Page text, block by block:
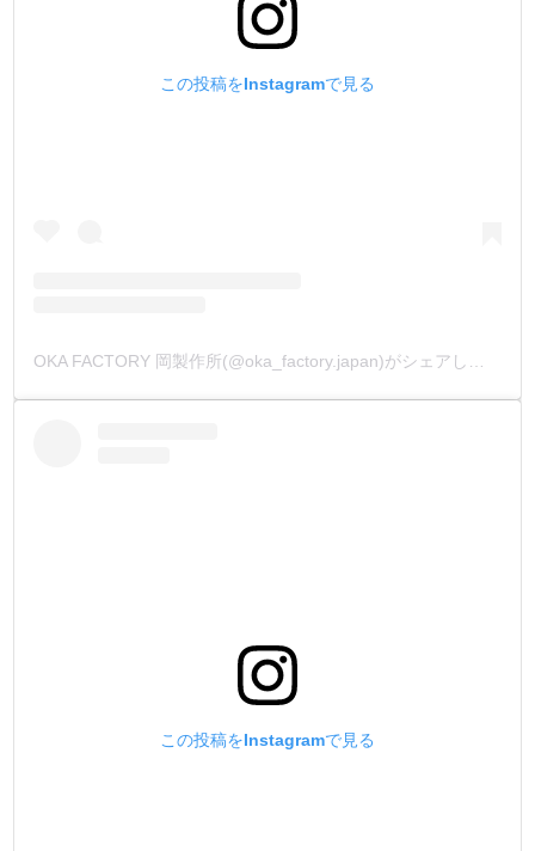
この投稿をInstagramで見る
OKA FACTORY 岡製作所(@oka_factory.japan)がシェアした投稿
この投稿をInstagramで見る